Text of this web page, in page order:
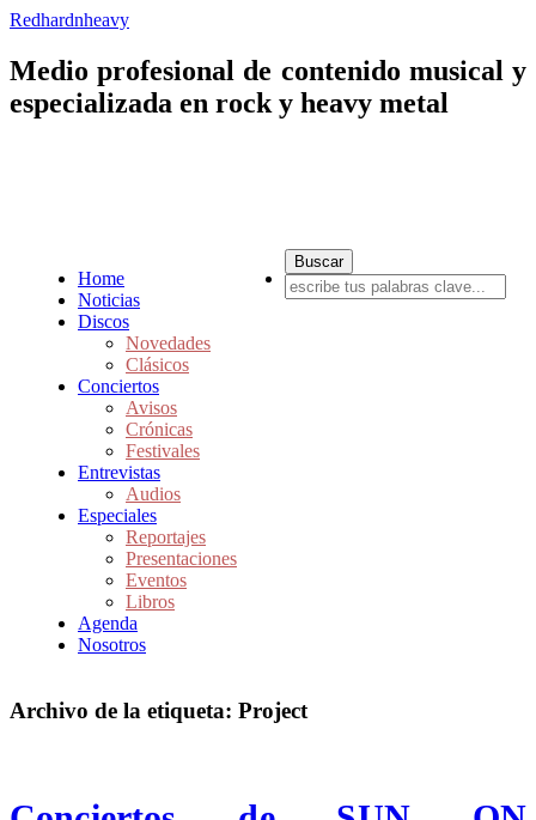
Redhardnheavy
Medio profesional de contenido musical y
especializada en rock y heavy metal
Home
Noticias
Discos
Novedades
Clásicos
Conciertos
Avisos
Crónicas
Festivales
Entrevistas
Audios
Especiales
Reportajes
Presentaciones
Eventos
Libros
Agenda
Nosotros
Archivo de la etiqueta: Project